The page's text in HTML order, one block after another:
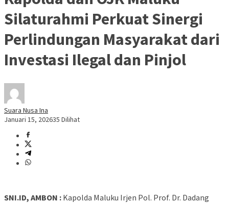
Silaturahmi Perkuat Sinergi
Perlindungan Masyarakat dari
Investasi Ilegal dan Pinjol
Suara Nusa Ina
Januari 15, 202635 Dilihat
SNI.ID, AMBON : Kapolda Maluku Irjen Pol. Prof. Dr. Dadang